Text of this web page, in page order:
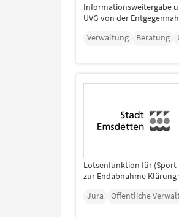
Informationsweitergabe
UVG von der
Verwaltung
Beratung
Lotsenfunktion für
zur Endabnahme
Jura
Öffentliche